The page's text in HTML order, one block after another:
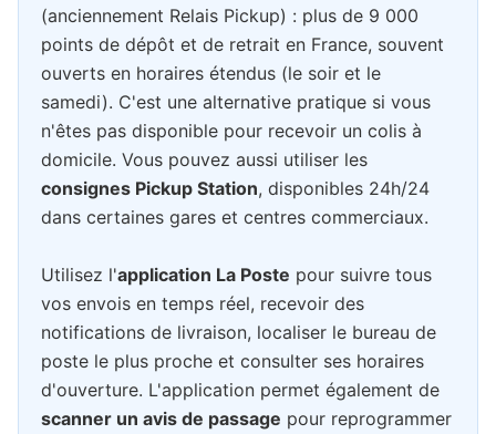
(anciennement Relais Pickup) : plus de 9 000
points de dépôt et de retrait en France, souvent
ouverts en horaires étendus (le soir et le
samedi). C'est une alternative pratique si vous
n'êtes pas disponible pour recevoir un colis à
domicile. Vous pouvez aussi utiliser les
consignes Pickup Station, disponibles 24h/24
dans certaines gares et centres commerciaux.
Utilisez l'application La Poste pour suivre tous
vos envois en temps réel, recevoir des
notifications de livraison, localiser le bureau de
poste le plus proche et consulter ses horaires
d'ouverture. L'application permet également de
scanner un avis de passage pour reprogrammer